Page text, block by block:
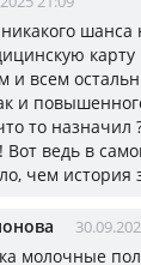
никакого шанса
и всем
и
то назначил
Вот ведь в
чем история
молочные